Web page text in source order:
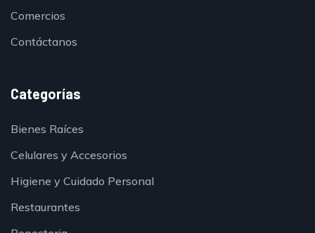
Comercios
Contáctanos
Categorías
Bienes Raíces
Celulares y Accesorios
Higiene y Cuidado Personal
Restaurantes